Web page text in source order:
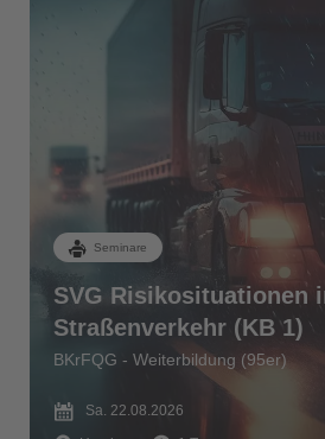
Seminare
SVG Risikosituationen
Straßenverkehr (KB 1)
BKrFQG - Weiterbildung (95er)
Sa. 22.08.2026